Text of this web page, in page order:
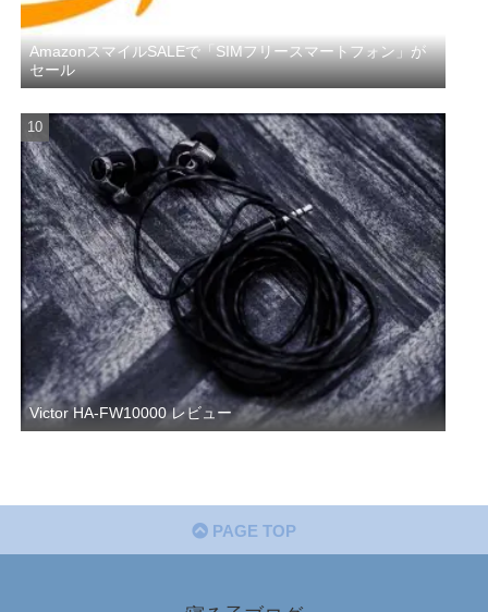
AmazonスマイルSALEで「SIMフリースマートフォン」が
セール
Victor HA-FW10000 レビュー
PAGE TOP